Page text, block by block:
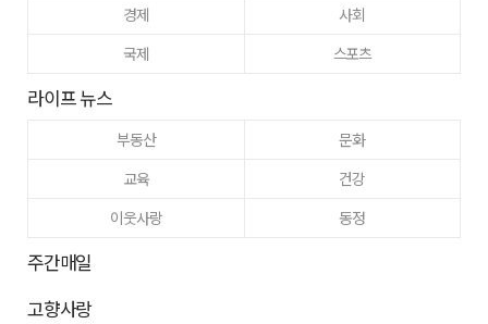
경제
사회
국제
스포츠
라이프 뉴스
부동산
문화
교육
건강
이웃사랑
동정
주간매일
고향사랑